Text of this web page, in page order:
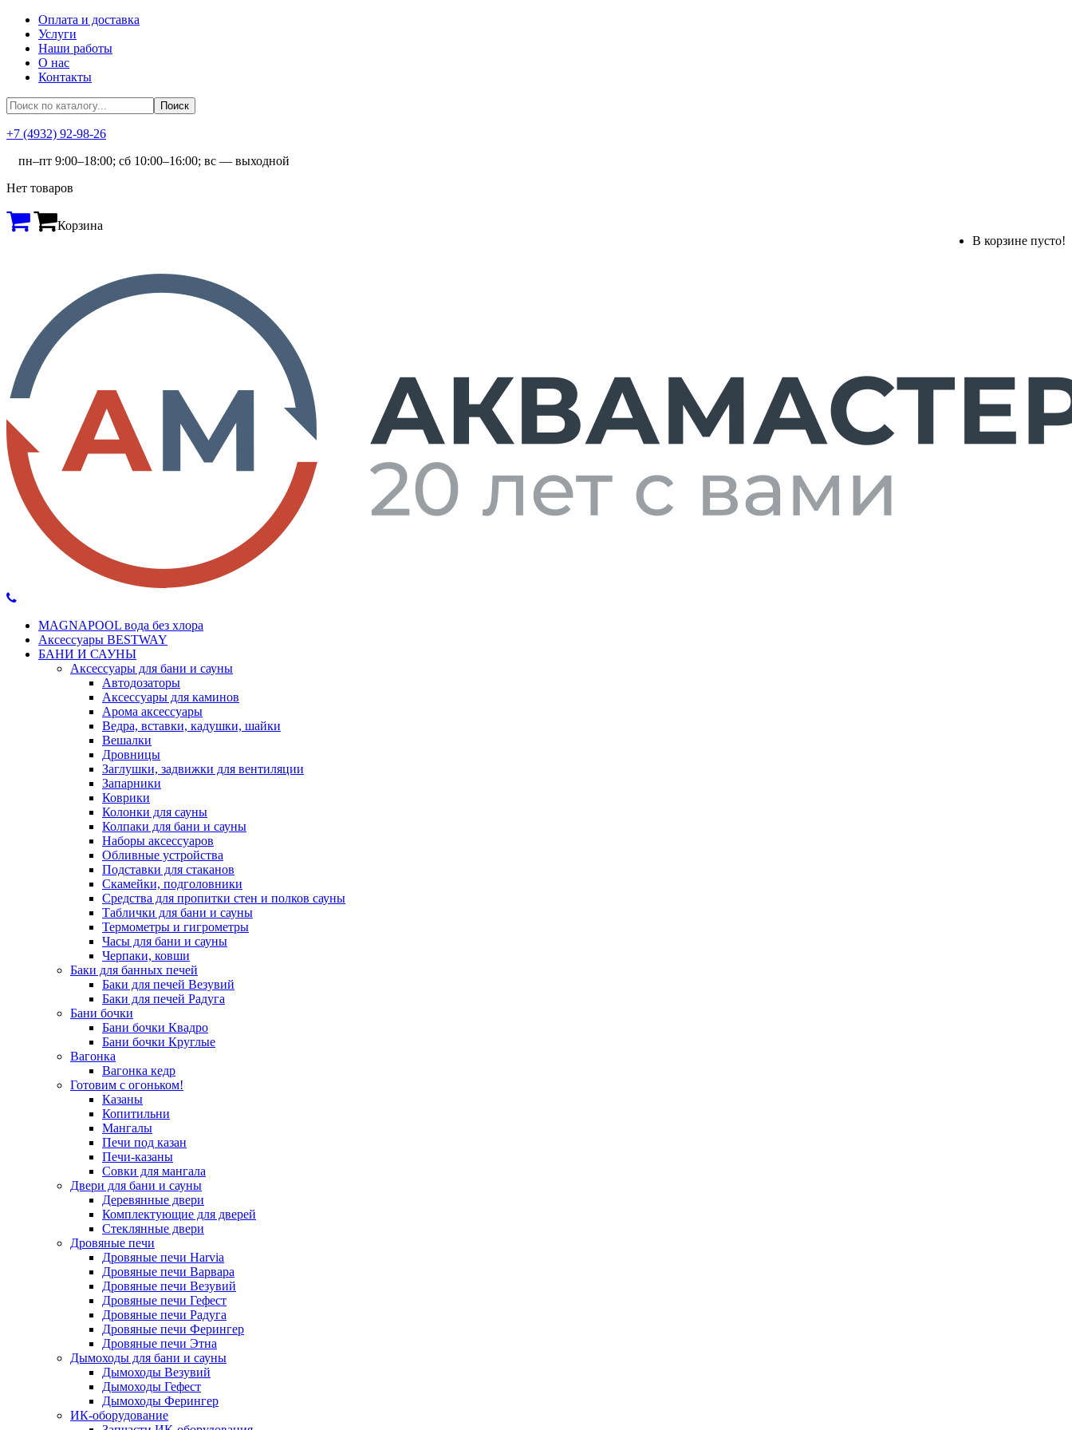
Оплата и доставка
Услуги
Наши работы
О нас
Контакты
+7 (4932) 92-98-26
пн–пт 9:00–18:00; сб 10:00–16:00; вс — выходной
Нет товаров
Корзина
В корзине пусто!
MAGNAPOOL вода без хлора
Аксессуары BESTWAY
БАНИ И САУНЫ
Аксессуары для бани и сауны
Автодозаторы
Аксессуары для каминов
Арома аксессуары
Ведра, вставки, кадушки, шайки
Вешалки
Дровницы
Заглушки, задвижки для вентиляции
Запарники
Коврики
Колонки для сауны
Колпаки для бани и сауны
Наборы аксессуаров
Обливные устройства
Подставки для стаканов
Скамейки, подголовники
Средства для пропитки стен и полков сауны
Таблички для бани и сауны
Термометры и гигрометры
Часы для бани и сауны
Черпаки, ковши
Баки для банных печей
Баки для печей Везувий
Баки для печей Радуга
Бани бочки
Бани бочки Квадро
Бани бочки Круглые
Вагонка
Вагонка кедр
Готовим с огоньком!
Казаны
Копитильни
Мангалы
Печи под казан
Печи-казаны
Совки для мангала
Двери для бани и сауны
Деревянные двери
Комплектующие для дверей
Стеклянные двери
Дровяные печи
Дровяные печи Harvia
Дровяные печи Варвара
Дровяные печи Везувий
Дровяные печи Гефест
Дровяные печи Радуга
Дровяные печи Ферингер
Дровяные печи Этна
Дымоходы для бани и сауны
Дымоходы Везувий
Дымоходы Гефест
Дымоходы Ферингер
ИК-оборудование